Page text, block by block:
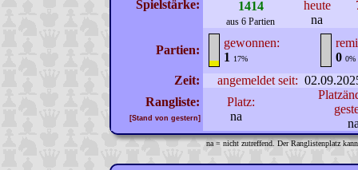
Spielstärke:
1414
aus 6 Partien
heute
na
Partien:
gewonnen:
1
17%
0 0%
Zeit: angemeldet seit:
Rangliste:
[Stand von gestern]
Platz:
na
na = nicht zutreffend. Der Ranglistenplatz